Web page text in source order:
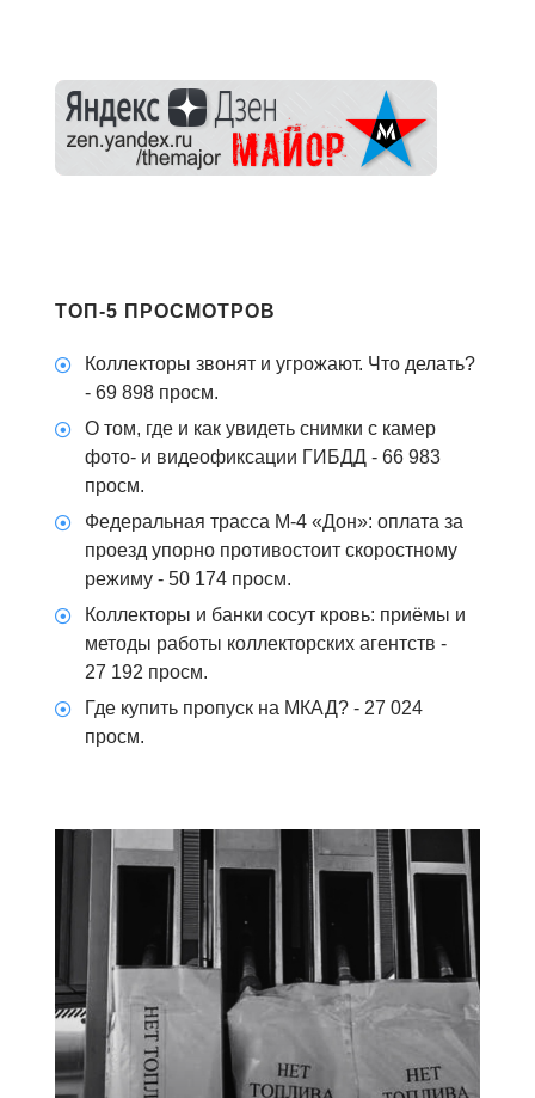
ТОП-5 ПРОСМОТРОВ
Коллекторы звонят и угрожают. Что делать?
- 69 898 просм.
О том, где и как увидеть снимки с камер
фото- и видеофиксации ГИБДД - 66 983
просм.
Федеральная трасса М-4 «Дон»: оплата за
проезд упорно противостоит скоростному
режиму - 50 174 просм.
Коллекторы и банки сосут кровь: приёмы и
методы работы коллекторских агентств -
27 192 просм.
Где купить пропуск на МКАД? - 27 024
просм.